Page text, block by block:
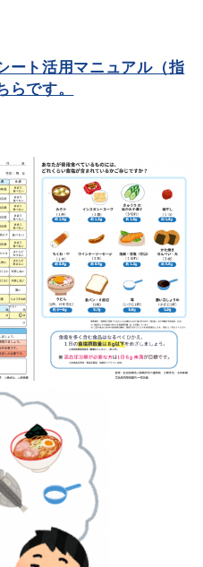
ート活用マニュアル（指
です。